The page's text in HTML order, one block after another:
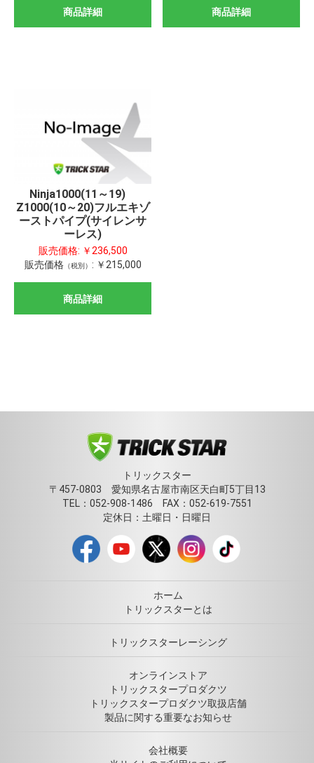
商品詳細 商品詳細
Ninja1000(11～19)
Z1000(10～20)フルエキゾ
ーストパイプ(サイレンサ
ーレス)
販売価格: ￥236,500
販売価格（税別） : ￥215,000
商品詳細
トリックスター
〒457-0803 愛知県名古屋市南区天白町5丁目13
TEL：052-908-1486 FAX：052-619-7551
定休日：土曜日・日曜日
ホーム
トリックスターとは
トリックスターレーシング
オンラインストア
トリックスタープロダクツ
トリックスタープロダクツ取扱店舗
製品に関する重要なお知らせ
会社概要